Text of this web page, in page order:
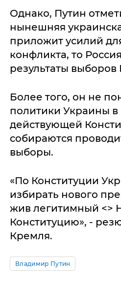
Однако, Путин
нынешняя
приложит усилий
конфликта, то
результаты выборов
Более того, он не
политики Украины в
действующей
собираются
выборы.
«По Конституции
избирать нового
жив легитимный <>
Конституцию», -
Кремля.
Владимир Путин